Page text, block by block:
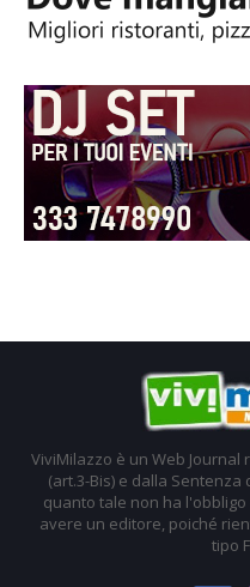
ViviMilazzo è un Web Journal
(art.3-Bis) e dalla Sentenza
quanto tale non ha
avere un editore, poiché
tipo